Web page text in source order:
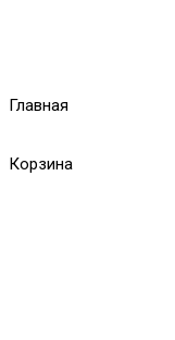
Главная
Корзина